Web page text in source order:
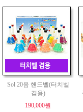
Sol 20음 핸드벨(터치벨
겸용)
190,000원